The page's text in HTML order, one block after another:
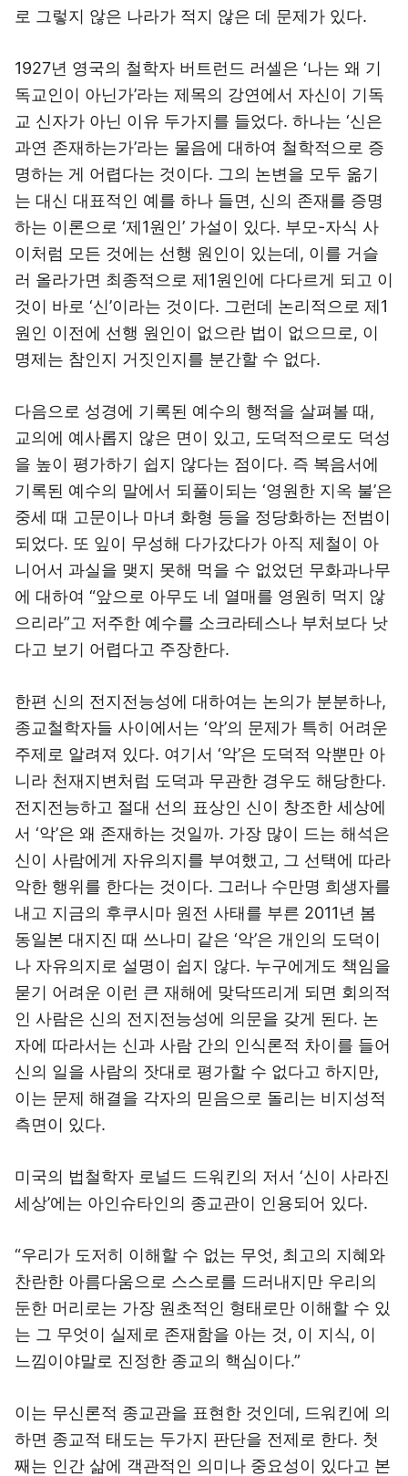
로 그렇지 않은 나라가 적지 않은 데 문제가 있다.
1927년 영국의 철학자 버트런드 러셀은 ‘나는 왜 기
독교인이 아닌가’라는 제목의 강연에서 자신이 기독
교 신자가 아닌 이유 두가지를 들었다. 하나는 ‘신은
과연 존재하는가’라는 물음에 대하여 철학적으로 증
명하는 게 어렵다는 것이다. 그의 논변을 모두 옮기
는 대신 대표적인 예를 하나 들면, 신의 존재를 증명
하는 이론으로 ‘제1원인’ 가설이 있다. 부모-자식 사
이처럼 모든 것에는 선행 원인이 있는데, 이를 거슬
러 올라가면 최종적으로 제1원인에 다다르게 되고 이
것이 바로 ‘신’이라는 것이다. 그런데 논리적으로 제1
원인 이전에 선행 원인이 없으란 법이 없으므로, 이
명제는 참인지 거짓인지를 분간할 수 없다.
다음으로 성경에 기록된 예수의 행적을 살펴볼 때,
교의에 예사롭지 않은 면이 있고, 도덕적으로도 덕성
을 높이 평가하기 쉽지 않다는 점이다. 즉 복음서에
기록된 예수의 말에서 되풀이되는 ‘영원한 지옥 불’은
중세 때 고문이나 마녀 화형 등을 정당화하는 전범이
되었다. 또 잎이 무성해 다가갔다가 아직 제철이 아
니어서 과실을 맺지 못해 먹을 수 없었던 무화과나무
에 대하여 “앞으로 아무도 네 열매를 영원히 먹지 않
으리라”고 저주한 예수를 소크라테스나 부처보다 낫
다고 보기 어렵다고 주장한다.
한편 신의 전지전능성에 대하여는 논의가 분분하나,
종교철학자들 사이에서는 ‘악’의 문제가 특히 어려운
주제로 알려져 있다. 여기서 ‘악’은 도덕적 악뿐만 아
니라 천재지변처럼 도덕과 무관한 경우도 해당한다.
전지전능하고 절대 선의 표상인 신이 창조한 세상에
서 ‘악’은 왜 존재하는 것일까. 가장 많이 드는 해석은
신이 사람에게 자유의지를 부여했고, 그 선택에 따라
악한 행위를 한다는 것이다. 그러나 수만명 희생자를
내고 지금의 후쿠시마 원전 사태를 부른 2011년 봄
동일본 대지진 때 쓰나미 같은 ‘악’은 개인의 도덕이
나 자유의지로 설명이 쉽지 않다. 누구에게도 책임을
묻기 어려운 이런 큰 재해에 맞닥뜨리게 되면 회의적
인 사람은 신의 전지전능성에 의문을 갖게 된다. 논
자에 따라서는 신과 사람 간의 인식론적 차이를 들어
신의 일을 사람의 잣대로 평가할 수 없다고 하지만,
이는 문제 해결을 각자의 믿음으로 돌리는 비지성적
측면이 있다.
미국의 법철학자 로널드 드워킨의 저서 ‘신이 사라진
세상’에는 아인슈타인의 종교관이 인용되어 있다.
“우리가 도저히 이해할 수 없는 무엇, 최고의 지혜와
찬란한 아름다움으로 스스로를 드러내지만 우리의
둔한 머리로는 가장 원초적인 형태로만 이해할 수 있
는 그 무엇이 실제로 존재함을 아는 것, 이 지식, 이
느낌이야말로 진정한 종교의 핵심이다.”
이는 무신론적 종교관을 표현한 것인데, 드워킨에 의
하면 종교적 태도는 두가지 판단을 전제로 한다. 첫
째는 인간 삶에 객관적인 의미나 중요성이 있다고 본